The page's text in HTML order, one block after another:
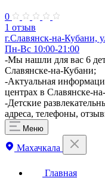
0
1 отзыв
г.Славянск-на-Кубани,
Пн-Вс 10:00-21:00
-Мы нашли для вас 6
Славянске-на-Кубани;
-Актуальная
центрах в Славянске-
-Детские
адреса, телефоны,
Меню
Махачкала
Главная